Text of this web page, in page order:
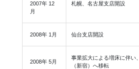
2007年 12
月
札幌、名古屋支店開設
2008年 1月 仙台支店開設
2008年 5月
事業拡大による増床に伴い
（新宿）へ移転